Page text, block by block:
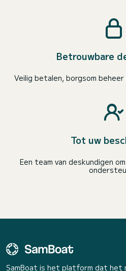
Betrouwbare
Veilig betalen, borgsom
Tot uw
Een team van deskundigen
SamBoat is het platform dat het